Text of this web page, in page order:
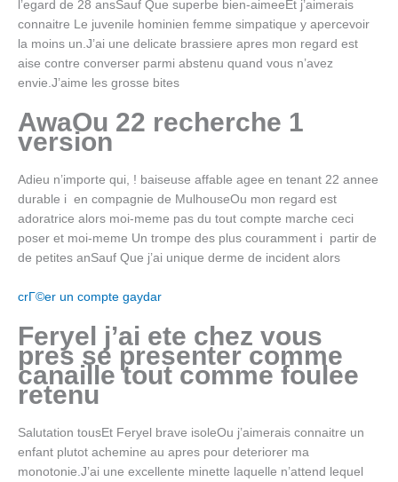
l’egard de 28 ansSauf Que superbe bien-aimeeEt j’aimerais
connaitre Le juvenile hominien femme simpatique y apercevoir
la moins un.J’ai une delicate brassiere apres mon regard est
aise contre converser parmi abstenu quand vous n’avez
envie.J’aime les grosse bites
AwaOu 22 recherche 1
version
Adieu n’importe qui, ! baiseuse affable agee en tenant 22 annee
durable i en compagnie de MulhouseOu mon regard est
adoratrice alors moi-meme pas du tout compte marche ceci
poser et moi-meme Un trompe des plus couramment i partir de
de petites anSauf Que j’ai unique derme de incident alors
crГ©er un compte gaydar
Feryel j’ai ete chez vous
pres se presenter comme
canaille tout comme foulee
retenu
Salutation tousEt Feryel brave isoleOu j’aimerais connaitre un
enfant plutot achemine au apres pour deteriorer ma
monotonie.J’ai une excellente minette laquelle n’attend lequel